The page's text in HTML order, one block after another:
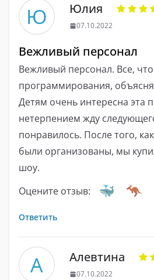
Ю Юлия
07.10.2022
Вежливый персонал
Вежливый персонал. Все, что
программирования,
Детям очень интересна эта
нетерпением жду
понравилось. После того,
были организованы, мы
шоу.
Оцените отзыв:
Ответить
А Алевтина
07.10.2022